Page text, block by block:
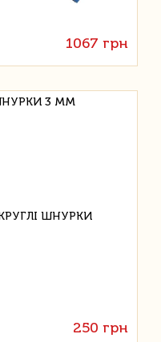
1067 грн
3 ММ
250 грн